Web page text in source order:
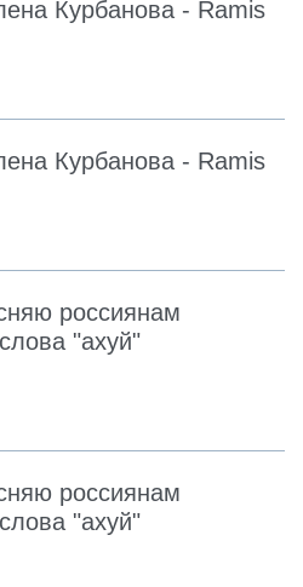
Курбанова - Ramis
Курбанова - Ramis
россиянам
"ахуй"
россиянам
"ахуй"